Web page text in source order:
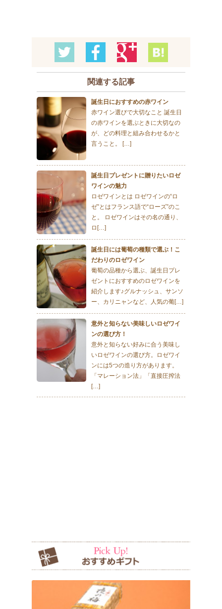
関連する記事
誕生日におすすめの赤ワイン
赤ワイン選びで大切なこと 誕生日
の赤ワインを選ぶときに大切なの
が、どの料理と組み合わせるかと
言うこと。 […]
誕生日プレゼントに贈りたいロゼ
ワインの魅力
ロゼワインとは ロゼワインの“ロ
ゼ”とはフランス語で“ローズ”のこ
と。 ロゼワインはその名の通り、
ロ[…]
誕生日には葡萄の種類で選ぶ！こ
だわりのロゼワイン
葡萄の品種から選ぶ、誕生日プレ
ゼントにおすすめのロゼワインを
紹介します♪グルナッシュ、サンソ
ー、カリニャンなど、人気の葡[…]
意外と知らない美味しいロゼワイ
ンの選び方！
意外と知らない好みに合う美味し
いロゼワインの選び方。ロゼワイ
ンには5つの造り方があります。
「マレーション法」「直接圧搾法
[…]